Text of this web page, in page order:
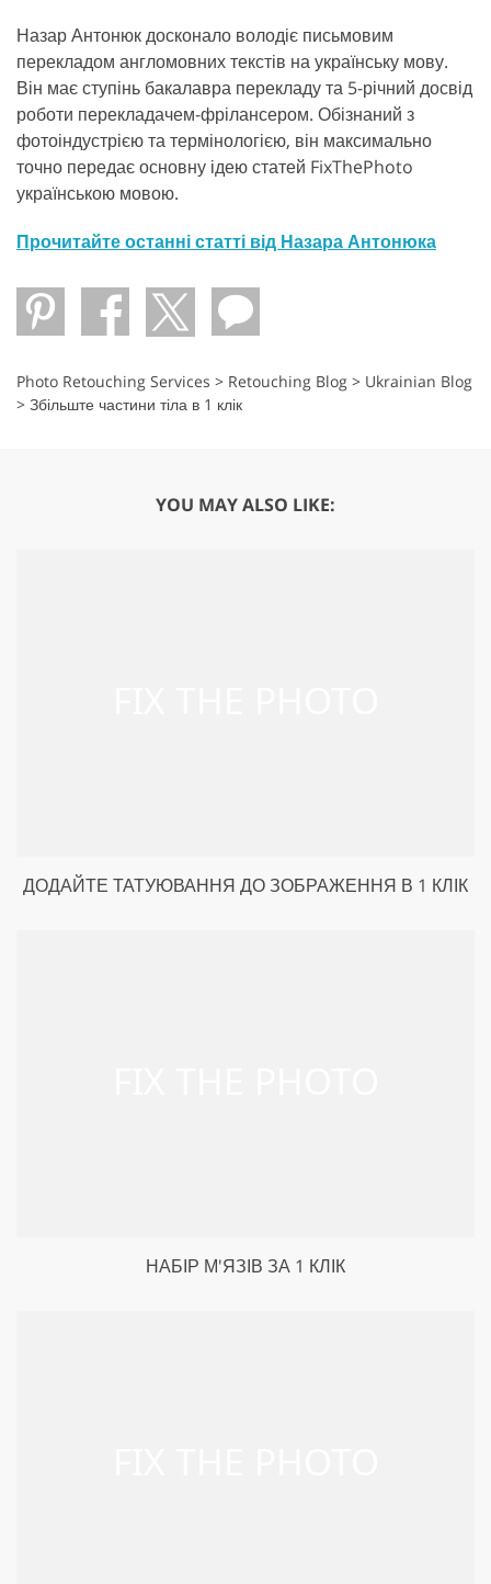
Назар Антонюк досконало володіє письмовим
перекладом англомовних текстів на українську мову.
Він має ступінь бакалавра перекладу та 5-річний досвід
роботи перекладачем-фрілансером. Обізнаний з
фотоіндустрією та термінологією, він максимально
точно передає основну ідею статей FixThePhoto
українською мовою.
Прочитайте останні статті від Назара Антонюка
Photo Retouching Services > Retouching Blog > Ukrainian Blog
> Збільште частини тіла в 1 клік
YOU MAY ALSO LIKE:
ДОДАЙТЕ ТАТУЮВАННЯ ДО ЗОБРАЖЕННЯ В 1 КЛІК
НАБІР М'ЯЗІВ ЗА 1 КЛІК